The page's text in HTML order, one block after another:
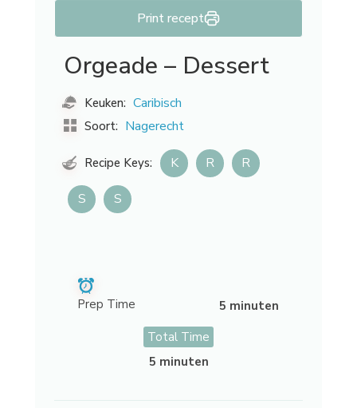
Print recept
Orgeade – Dessert
Keuken: Caribisch
Soort: Nagerecht
Recipe Keys: K R R
S S
Prep Time
5 minuten
Total Time
5 minuten